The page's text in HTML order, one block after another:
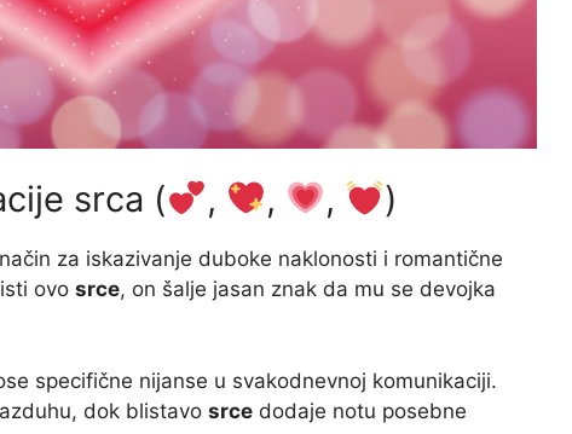
srca ( , , , )
za iskazivanje duboke naklonosti i romantične
ovo srce, on šalje jasan znak da mu se devojka
specifične nijanse u svakodnevnoj komunikaciji.
dok blistavo srce dodaje notu posebne